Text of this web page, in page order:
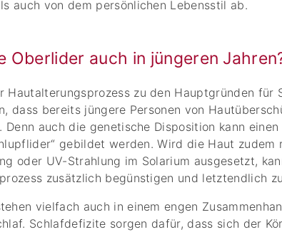
auch von dem persönlichen Lebensstil ab.
Oberlider auch in jüngeren
Hautalterungsprozess zu den Hauptgründen
dass bereits jüngere Personen von
Denn auch die genetische Disposition kann
gebildet werden. Wird die Haut zudem
oder UV-Strahlung im Solarium ausgesetzt,
zusätzlich begünstigen und letztendlich
vielfach auch in einem engen
Schlafdefizite sorgen dafür, dass sich der